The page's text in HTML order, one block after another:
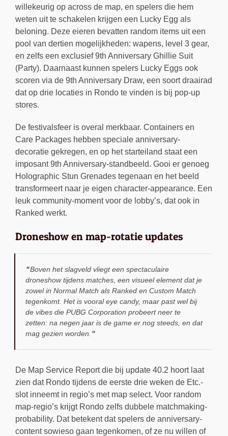
willekeurig op across de map, en spelers die hem
weten uit te schakelen krijgen een Lucky Egg als
beloning. Deze eieren bevatten random items uit een
pool van dertien mogelijkheden: wapens, level 3 gear,
en zelfs een exclusief 9th Anniversary Ghillie Suit
(Party). Daarnaast kunnen spelers Lucky Eggs ook
scoren via de 9th Anniversary Draw, een soort draairad
dat op drie locaties in Rondo te vinden is bij pop-up
stores.
De festivalsfeer is overal merkbaar. Containers en
Care Packages hebben speciale anniversary-
decoratie gekregen, en op het starteiland staat een
imposant 9th Anniversary-standbeeld. Gooi er genoeg
Holographic Stun Grenades tegenaan en het beeld
transformeert naar je eigen character-appearance. Een
leuk community-moment voor de lobby’s, dat ook in
Ranked werkt.
Droneshow en map-rotatie updates
Boven het slagveld vliegt een spectaculaire
droneshow tijdens matches, een visueel element dat je
zowel in Normal Match als Ranked en Custom Match
tegenkomt. Het is vooral eye candy, maar past wel bij
de vibes die PUBG Corporation probeert neer te
zetten: na negen jaar is de game er nog steeds, en dat
mag gezien worden.
De Map Service Report die bij update 40.2 hoort laat
zien dat Rondo tijdens de eerste drie weken de Etc.-
slot inneemt in regio’s met map select. Voor random
map-regio’s krijgt Rondo zelfs dubbele matchmaking-
probability. Dat betekent dat spelers de anniversary-
content sowieso gaan tegenkomen, of ze nu willen of